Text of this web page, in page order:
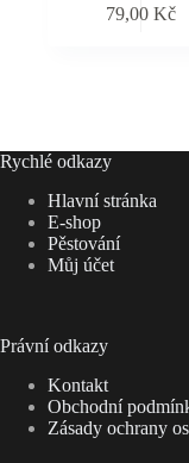
79,00Kč
Rychlé odkazy
Hlavní stránka
E-shop
Pěstování
Můj účet
Právní odkazy
Kontakt
Obchodní
Zásady ochrany